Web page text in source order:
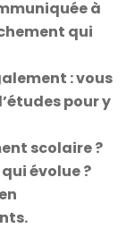
à
qui
: vous
pour y
scolaire ?
évolue ?